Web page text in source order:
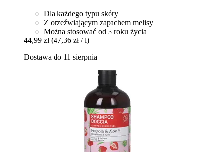
Dla każdego typu skóry
Z orzeźwiającym zapachem melisy
Można stosować od 3 roku życia
44,99 zł (47,36 zł / l)
Dostawa do 11 sierpnia